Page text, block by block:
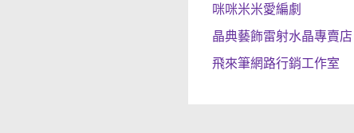
咪咪米米愛編劇
晶典藝飾雷射水晶專賣店
飛來筆網路行銷工作室